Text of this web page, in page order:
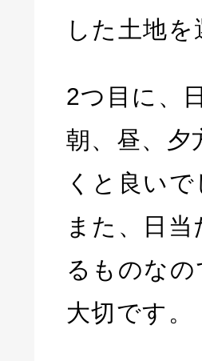
した土地
2つ目に、
朝、昼、夕
くと良いで
また、日
るものな
大切です。